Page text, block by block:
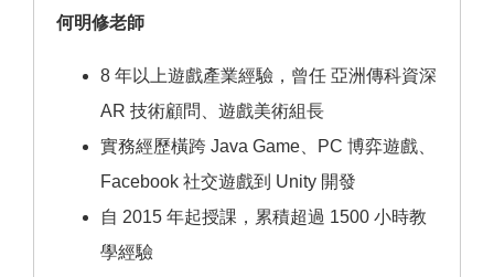
何明修老師
8 年以上遊戲產業經驗，曾任 亞洲傳科資深
AR 技術顧問、遊戲美術組長
實務經歷橫跨 Java Game、PC 博弈遊戲、
Facebook 社交遊戲到 Unity 開發
自 2015 年起授課，累積超過 1500 小時教
學經驗